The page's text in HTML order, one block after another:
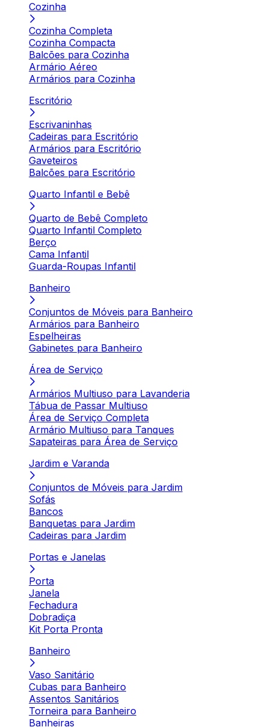
Cozinha
Cozinha Completa
Cozinha Compacta
Balcões para Cozinha
Armário Aéreo
Armários para Cozinha
Escritório
Escrivaninhas
Cadeiras para Escritório
Armários para Escritório
Gaveteiros
Balcões para Escritório
Quarto Infantil e Bebê
Quarto de Bebê Completo
Quarto Infantil Completo
Berço
Cama Infantil
Guarda-Roupas Infantil
Banheiro
Conjuntos de Móveis para Banheiro
Armários para Banheiro
Espelheiras
Gabinetes para Banheiro
Área de Serviço
Armários Multiuso para Lavanderia
Tábua de Passar Multiuso
Área de Serviço Completa
Armário Multiuso para Tanques
Sapateiras para Área de Serviço
Jardim e Varanda
Conjuntos de Móveis para Jardim
Sofás
Bancos
Banquetas para Jardim
Cadeiras para Jardim
Portas e Janelas
Porta
Janela
Fechadura
Dobradiça
Kit Porta Pronta
Banheiro
Vaso Sanitário
Cubas para Banheiro
Assentos Sanitários
Torneira para Banheiro
Banheiras